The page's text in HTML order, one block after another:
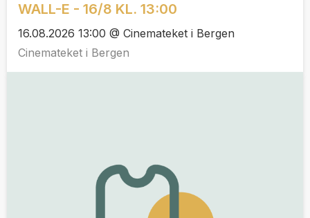
WALL-E - 16/8 KL. 13:00
16.08.2026 13:00 @ Cinemateket i Bergen
Cinemateket i Bergen